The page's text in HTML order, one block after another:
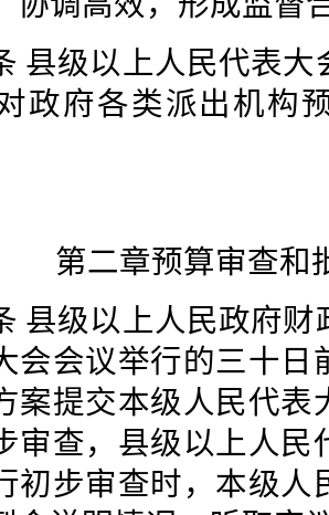
县级以上人民代表大
政府各类派出机构
第二章预算审查和
县级以上人民政府财
会会议举行的三十日
案提交本级人民代表
审查，县级以上人民
初步审查时，本级人